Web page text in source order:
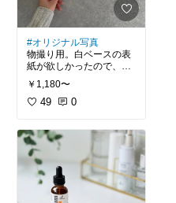
#オリジナル写真
物撮り用。白ベースの表
紙が欲しかったので、デ
ザインはDにしました🌿
主張しすぎず、でもオシ
ャレでいい♡
￥1,180〜
49 0